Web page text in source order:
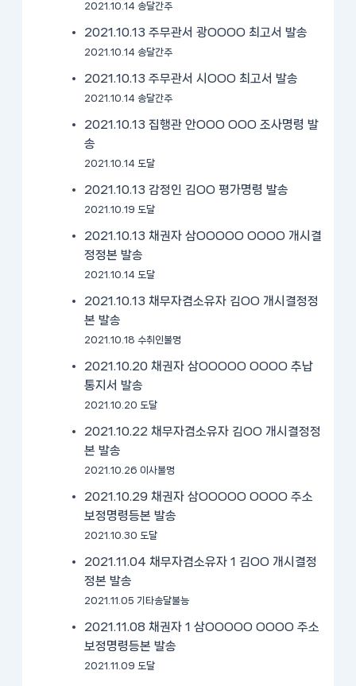
2021.10.14 송달간주
2021.10.13 주무관서 광OOOO 최고서 발송
2021.10.14 송달간주
2021.10.13 주무관서 시OOO 최고서 발송
2021.10.14 송달간주
2021.10.13 집행관 안OOO OOO 조사명령 발
송
2021.10.14 도달
2021.10.13 감정인 김OO 평가명령 발송
2021.10.19 도달
2021.10.13 채권자 삼OOOOO OOOO 개시결
정정본 발송
2021.10.14 도달
2021.10.13 채무자겸소유자 김OO 개시결정정
본 발송
2021.10.18 수취인불명
2021.10.20 채권자 삼OOOOO OOOO 추납
통지서 발송
2021.10.20 도달
2021.10.22 채무자겸소유자 김OO 개시결정정
본 발송
2021.10.26 이사불명
2021.10.29 채권자 삼OOOOO OOOO 주소
보정명령등본 발송
2021.10.30 도달
2021.11.04 채무자겸소유자 1 김OO 개시결정
정본 발송
2021.11.05 기타송달불능
2021.11.08 채권자 1 삼OOOOO OOOO 주소
보정명령등본 발송
2021.11.09 도달